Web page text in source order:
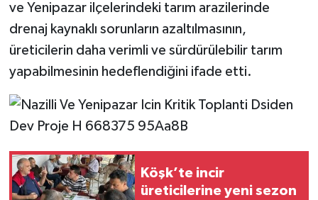
ve Yenipazar ilçelerindeki tarım arazilerinde
drenaj kaynaklı sorunların azaltılmasının,
üreticilerin daha verimli ve sürdürülebilir tarım
yapabilmesinin hedeflendiğini ifade etti.
Köşk’te incir
üreticilerine yeni sezon